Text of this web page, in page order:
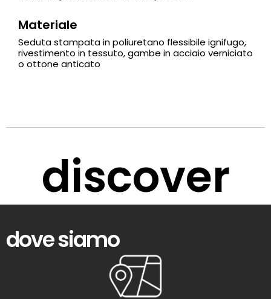
Materiale
Seduta stampata in poliuretano flessibile ignifugo,
rivestimento in tessuto, gambe in acciaio verniciato
o ottone anticato
discover
dove siamo